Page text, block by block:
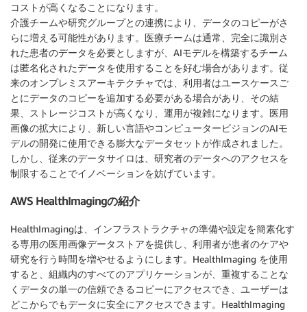
コストが高くなることになります。
介護チームや研究グループとの連携により、データのコピーがさ
らに増える可能性があります。医療チームは通常、完全に識別さ
れた患者のデータを必要としますが、AIモデルを構築するチーム
は匿名化されたデータを使用することを好む場合があります。従
来のオンプレミスアーキテクチャでは、利用者はユースケースご
とにデータのコピーを追加する必要がある場合があり、その結
果、ストレージコストが高くなり、運用が複雑になります。医用
画像の拡大により、新しい言語やコンピュータービジョンのAIモ
デルの開発に使用できる膨大なデータセットが作成されました。
しかし、従来のデータサイロは、研究者のデータへのアクセスを
制限することでイノベーションを妨げています。
AWS HealthImagingの紹介
HealthImagingは、インフラストラクチャの準備や設定を簡素化す
る専用の医用画像データストアを提供し、利用者が患者のケアや
研究を行う時間を増やせるようにします。HealthImaging を使用
すると、組織内のすべてのアプリケーションが、重複することな
くデータの単一の信頼できるコピーにアクセスでき、ユーザーは
どこからでもデータに安全にアクセスできます。HealthImaging